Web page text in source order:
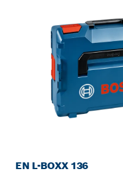
EN L-BOXX 136